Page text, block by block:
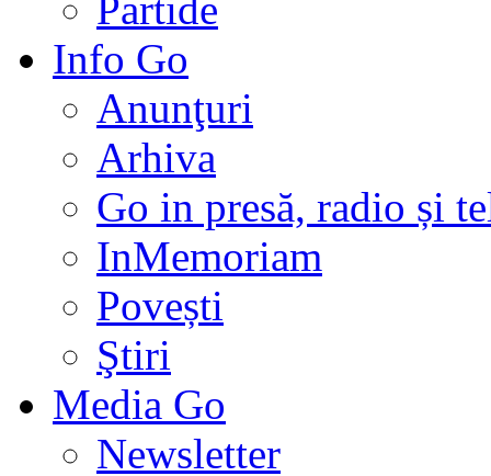
Partide
Info Go
Anunţuri
Arhiva
Go in presă, radio și
InMemoriam
Povești
Ştiri
Media Go
Newsletter